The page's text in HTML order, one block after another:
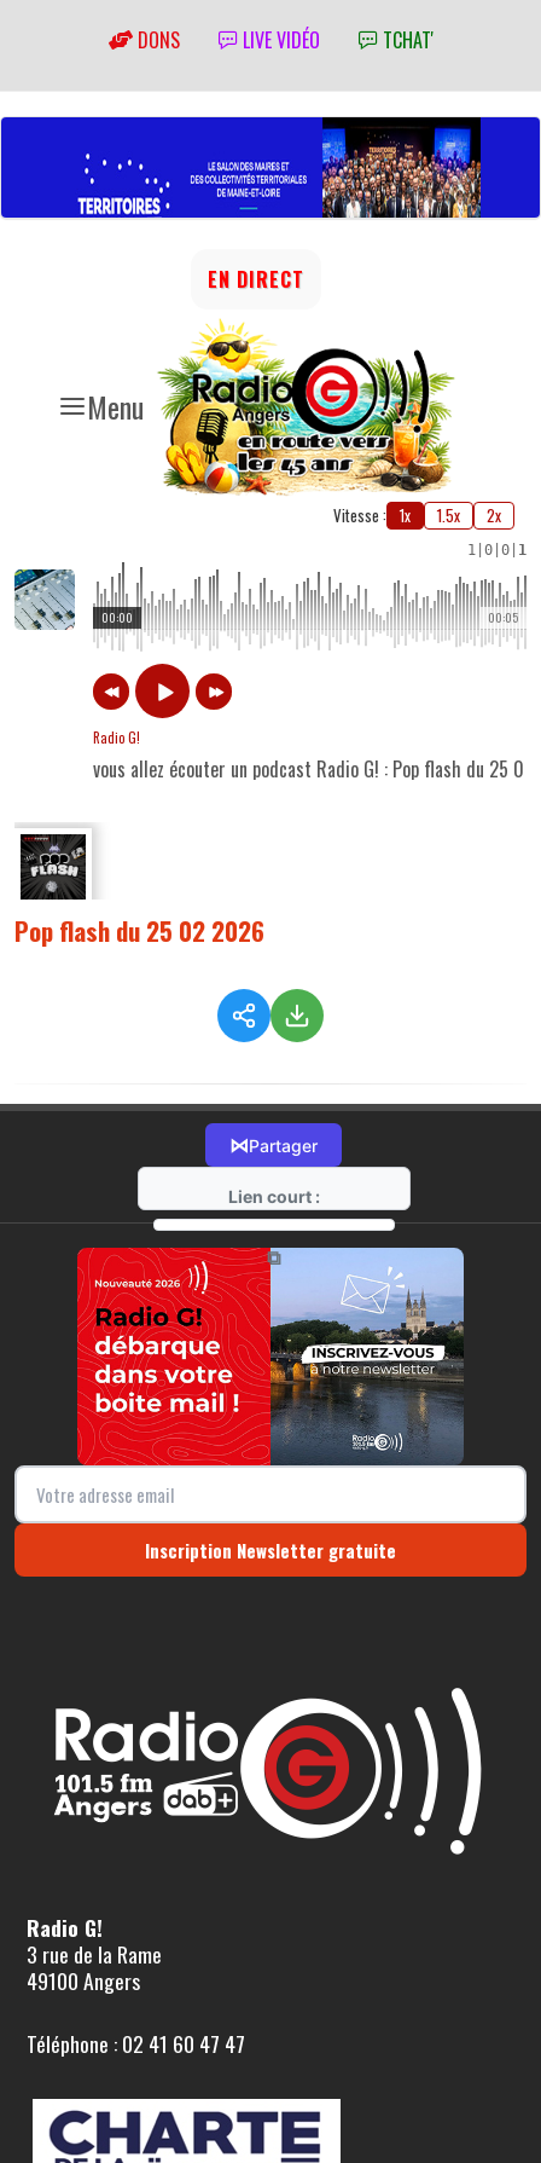
DONS LIVE VIDÉO TCHAT'
Menu
EN DIRECT
Vitesse : 1x 1.5x 2x
1 0 0 1
00:05
00:00
Radio G!
vous allez écouter un podcast Radio G! : Pop flash du 25
Pop flash du 25 02 2026
⋈Partager
Lien court :
https://radio-g.fr?20964
⧉
Inscription Newsletter gratuite
Radio G!
3 rue de la Rame
49100 Angers
Téléphone : 02 41 60 47 47